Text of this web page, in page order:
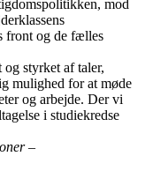
mod
front og de fælles
og styrket af taler,
mulighed for at møde
og arbejde. Der vi
i studiekredse
–